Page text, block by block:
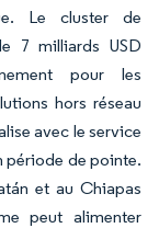
Le cluster de
7 milliards USD
pour les
hors réseau
avec le service
période de pointe.
et au Chiapas
peut alimenter